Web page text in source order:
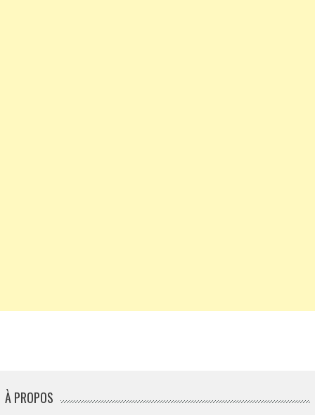
À PROPOS